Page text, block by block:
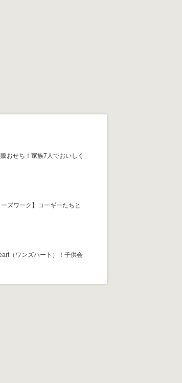
おせち！家族7人でおいしく
ズワーク】コーギーたちと
（ワンズハート）！子供会